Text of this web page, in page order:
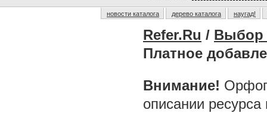
новости каталога дерево каталога наугад!
Refer.Ru / Выбор
Платное
Внимание!
описании